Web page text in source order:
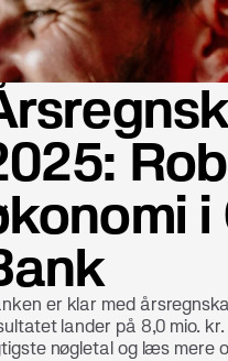
i
er klar med
lander på 8,0 mio.
nøgletal og læs mere